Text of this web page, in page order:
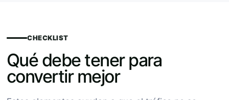
CHECKLIST
Qué debe tener para
convertir mejor